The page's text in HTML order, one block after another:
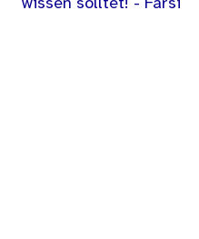
wissen solltet! - Farsi